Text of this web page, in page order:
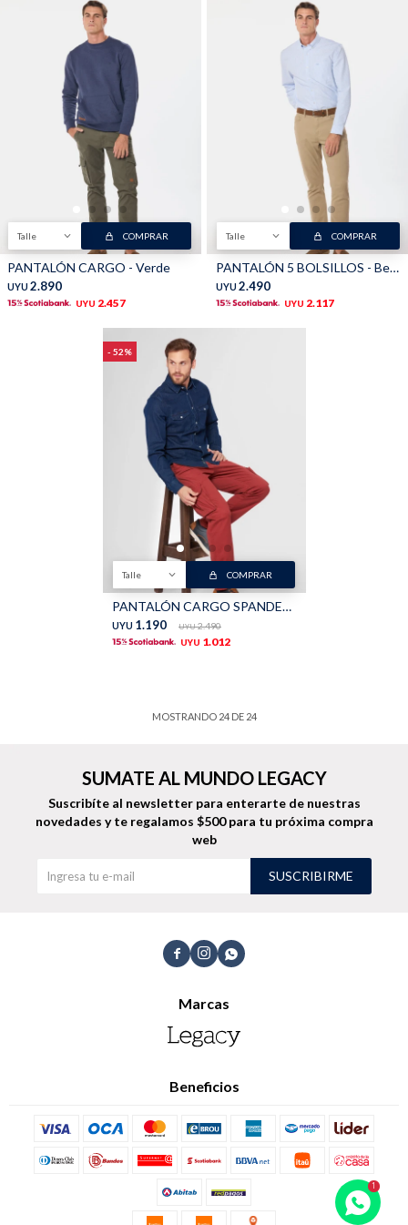
Talle COMPRAR
PANTALÓN CARGO - Verde
UYU 2.890
UYU 2.457
Talle COMPRAR
PANTALÓN 5 BOLSILLOS - Beige
UYU 2.490
UYU 2.117
52
Talle COMPRAR
PANTALÓN CARGO SPANDEX - Terracota
UYU 1.190 UYU 2.490
UYU 1.012
MOSTRANDO 24DE 24
  
Marcas
Beneficios
SUMATE AL MUNDO LEGACY
Suscribíte al newsletter para enterarte de nuestras
novedades y te regalamos $500 para tu próxima compra
web
SUSCRIBIRME